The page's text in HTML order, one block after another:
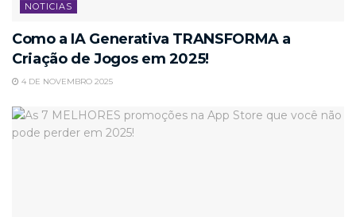
NOTICIAS
Como a IA Generativa TRANSFORMA a
Criação de Jogos em 2025!
4 DE NOVEMBRO 2025